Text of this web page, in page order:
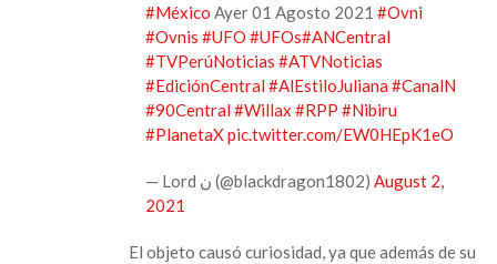
#México Ayer 01 Agosto 2021#Ovni
#Ovnis #UFO #UFOs#ANCentral
#TVPerúNoticias #ATVNoticias
#EdiciónCentral #AlEstiloJuliana #CanalN
#90Central #Willax #RPP #Nibiru
#PlanetaXpic.twitter.com/EW0HEpK1eO
— Lord ن (@blackdragon1802) August 2,
2021
El objeto causó curiosidad, ya que además de su